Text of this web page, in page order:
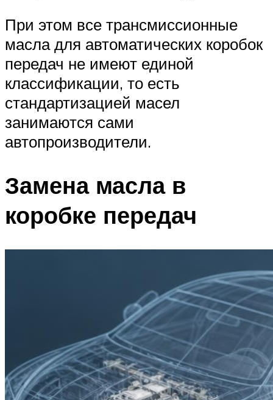
При этом все трансмиссионные
масла для автоматических коробок
передач не имеют единой
классификации, то есть
стандартизацией масел
занимаются сами
автопроизводители.
Замена масла в
коробке передач